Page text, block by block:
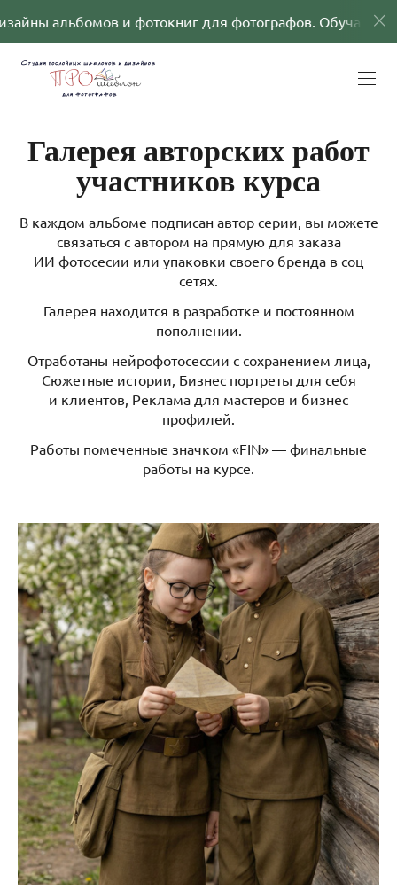
и фотокниг для фотографов. Обучающие
Галерея авторских работ
участников курса
В каждом альбоме подписан автор серии, вы можете
связаться с автором на прямую для заказа
ИИ фотосесии или упаковки своего бренда в соц
сетях.
Галерея находится в разработке и постоянном
пополнении.
Отработаны нейрофотосессии с сохранением лица,
Сюжетные истории, Бизнес портреты для себя
и клиентов, Реклама для мастеров и бизнес
профилей.
Работы помеченные значком «FIN» — финальные
работы на курсе.